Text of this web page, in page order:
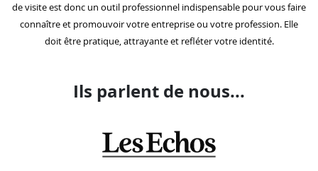
de visite est donc un outil professionnel indispensable pour vous faire
connaître et promouvoir votre entreprise ou votre profession. Elle
doit être pratique, attrayante et refléter votre identité.
Ils parlent de nous...